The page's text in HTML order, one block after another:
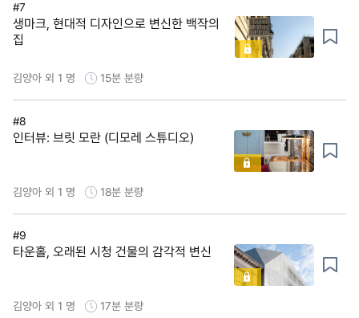
#7
생마크, 현대적 디자인으로 변신한 백작의
집
김양아 외 1 명 15분 분량
#8
인터뷰: 브릿 모란 (디모레 스튜디오)
김양아 외 1 명 18분 분량
#9
타운홀, 오래된 시청 건물의 감각적 변신
김양아 외 1 명 17분 분량